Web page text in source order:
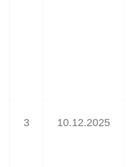
3 10.12.2025